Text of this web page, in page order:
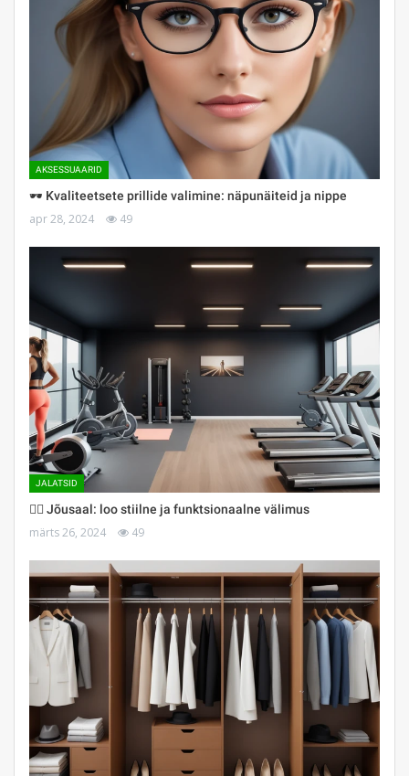
AKSESSUAARID
🕶 Kvaliteetsete prillide valimine: näpunäiteid ja nippe
apr 28, 2024 49
JALATSID
🏋️‍♀️ Jõusaal: loo stiilne ja funktsionaalne välimus
märts 26, 2024 49